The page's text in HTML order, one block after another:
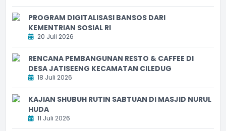
PROGRAM DIGITALISASI BANSOS DARI
KEMENTRIAN SOSIAL RI
20 Juli 2026
RENCANA PEMBANGUNAN RESTO & CAFFEE DI
DESA JATISEENG KECAMATAN CILEDUG
18 Juli 2026
KAJIAN SHUBUH RUTIN SABTUAN DI MASJID NURUL
HUDA
11 Juli 2026